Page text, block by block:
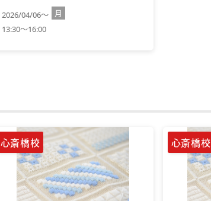
2026/04/06～
月
13:30～16:00
心斎橋校 心斎橋校